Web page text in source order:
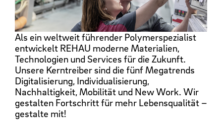
Als ein weltweit führender Polymerspezialist
entwickelt REHAU moderne Materialien,
Technologien und Services für die Zukunft.
Unsere Kerntreiber sind die fünf Megatrends
Digitalisierung, Individualisierung,
Nachhaltigkeit, Mobilität und New Work. Wir
gestalten Fortschritt für mehr Lebensqualität –
gestalte mit!